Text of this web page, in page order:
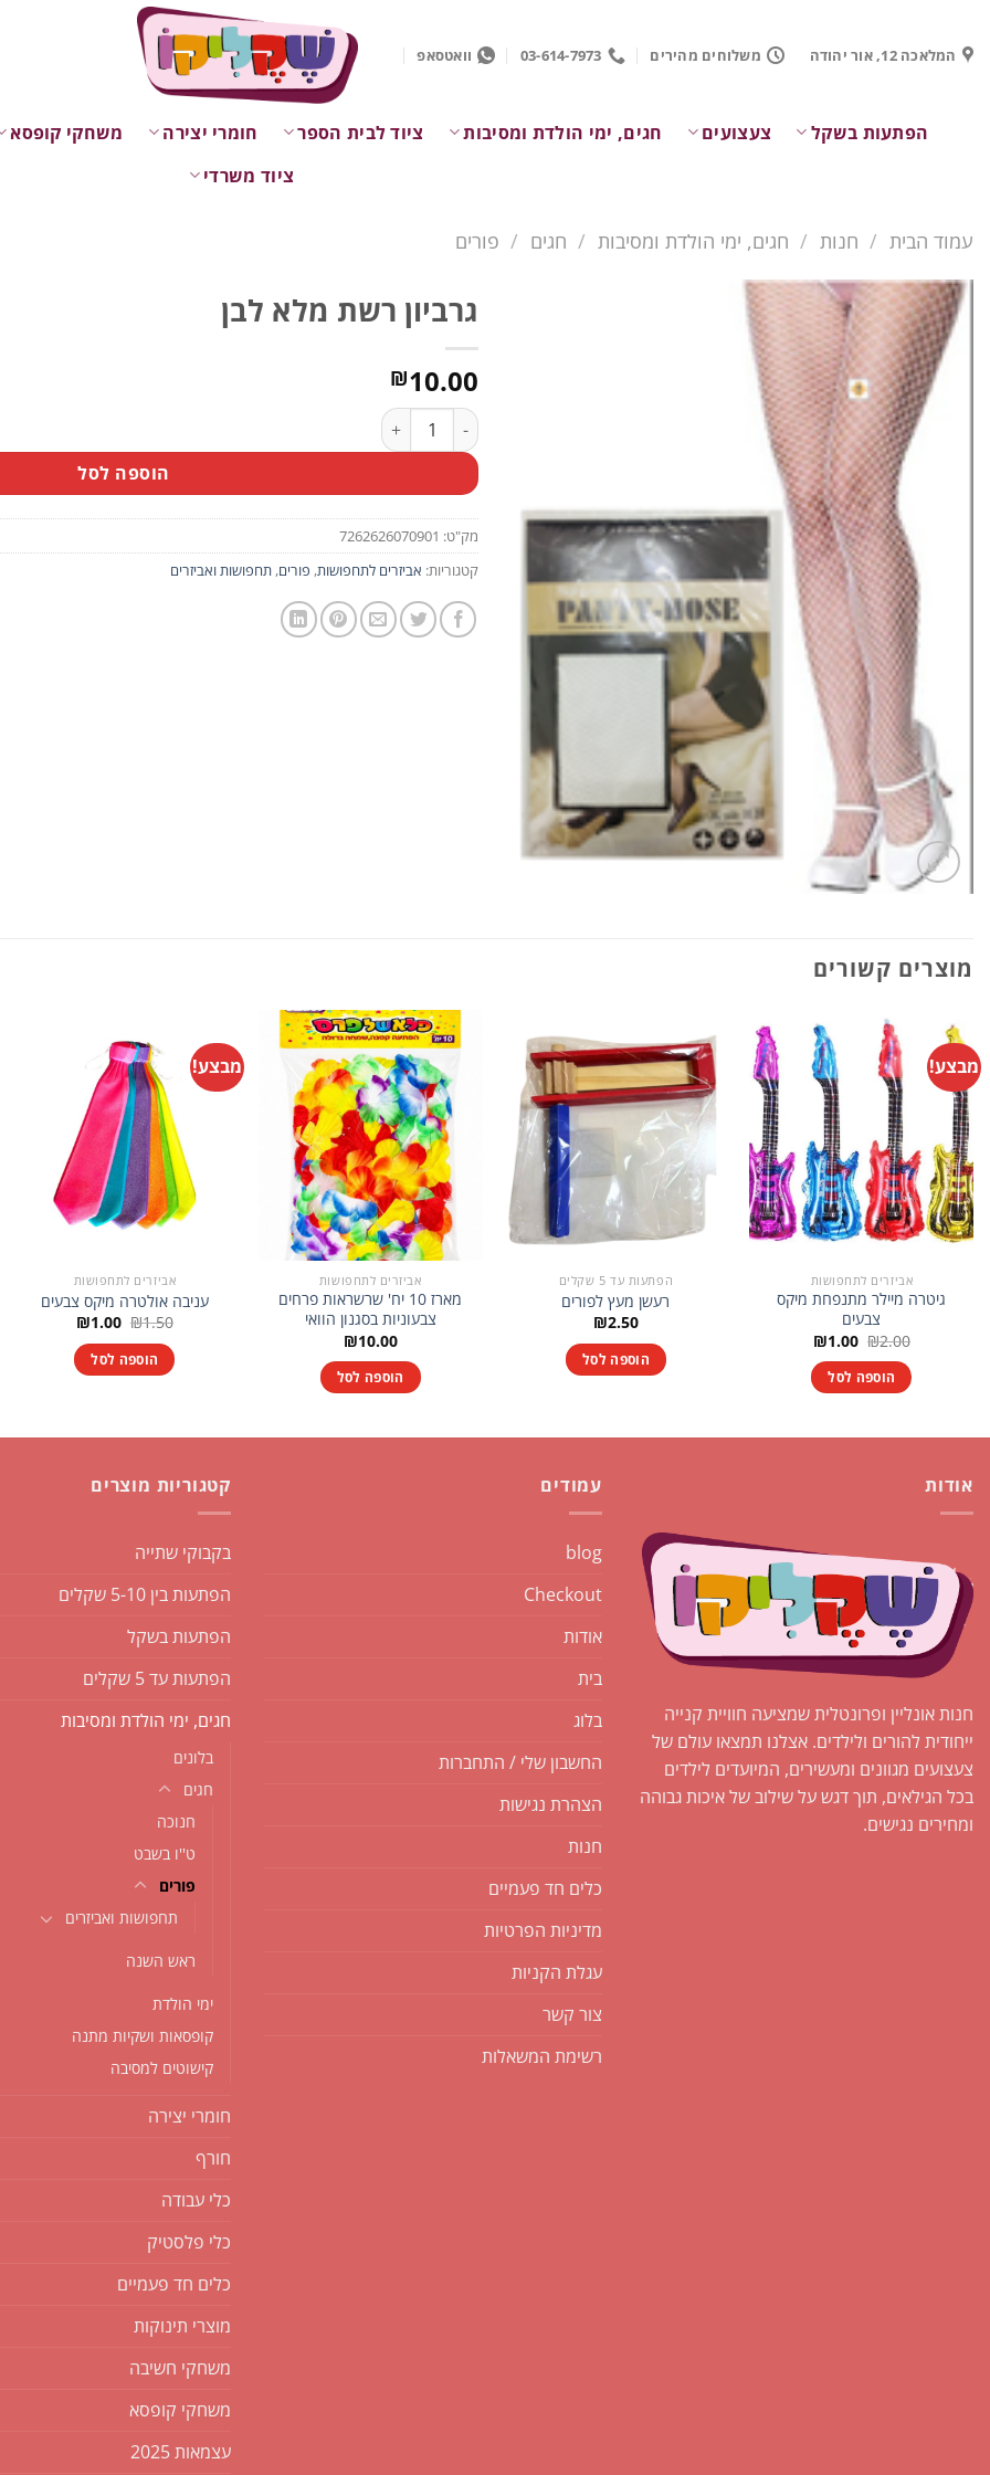
contentהמלאכה 12, אור יהודה משלוחים מהירים 03-614-7973 וואטסאפ
הפתעות בשקל צעצועים חגים, ימי הולדת ומסיבות ציוד לבית הספר חומרי יצירה משחקי קופסא
ציוד משרדי
עמוד הבית / חנות / חגים, ימי הולדת ומסיבות / חגים / פורים
גרביון רשת מלא לבן
₪10.00
כמות של גרביון רשת מלא לבן
הוספה לסל
מק"ט: 7262626070901
קטגוריות: אביזרים לתחפושות, פורים, תחפושות ואביזרים
מוצרים קשורים
מבצע!
אביזרים לתחפושות
גיטרה מיילר מתנפחת מיקס
צבעים
₪2.00 המחיר
היה:
₪2.00.
₪1.00
הוא:
₪1.00. הוספה לסל
הפתעות עד 5 שקלים
רעשן מעץ לפורים
₪2.50
הוספה לסל
אביזרים לתחפושות
מארז 10 יח' שרשראות פרחים
צבעוניות בסגנון הוואי
₪10.00
הוספה לסל
מבצע!
אביזרים לתחפושות
עניבה אולטרה מיקס צבעים
₪1.50 המחיר
היה:
₪1.50.
₪1.00
הוא:
₪1.00. הוספה לסל
אודות
חנות אונליין ופרונטלית שמציעה חוויית קנייה
ייחודית להורים ולילדים. אצלנו תמצאו עולם של
צעצועים מגוונים ומעשירים, המיועדים לילדים
בכל הגילאים, תוך דגש על שילוב של איכות גבוהה
ומחירים נגישים.
עמודים
blog
Checkout
אודות
בית
בלוג
החשבון שלי / התחברות
הצהרת נגישות
חנות
כלים חד פעמיים
מדיניות הפרטיות
עגלת הקניות
צור קשר
רשימת המשאלות
קטגוריות מוצרים
בקבוקי שתייה
הפתעות בין 5-10 שקלים
הפתעות בשקל
הפתעות עד 5 שקלים
חגים, ימי הולדת ומסיבות
בלונים
חגים
חנוכה
ט''ו בשבט
פורים
תחפושות ואביזרים
ראש השנה
ימי הולדת
קופסאות ושקיות מתנה
קישוטים למסיבה
חומרי יצירה
חורף
כלי עבודה
כלי פלסטיק
כלים חד פעמיים
מוצרי תינוקות
משחקי חשיבה
משחקי קופסא
עצמאות 2025